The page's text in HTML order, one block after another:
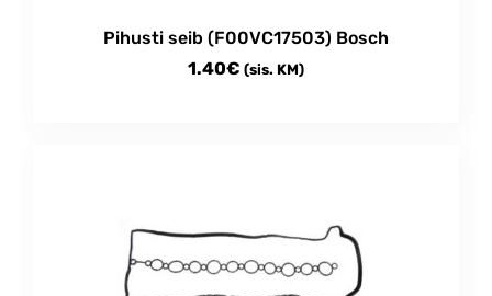
Pihusti seib (F00VC17503) Bosch
1.40€ (sis. KM)